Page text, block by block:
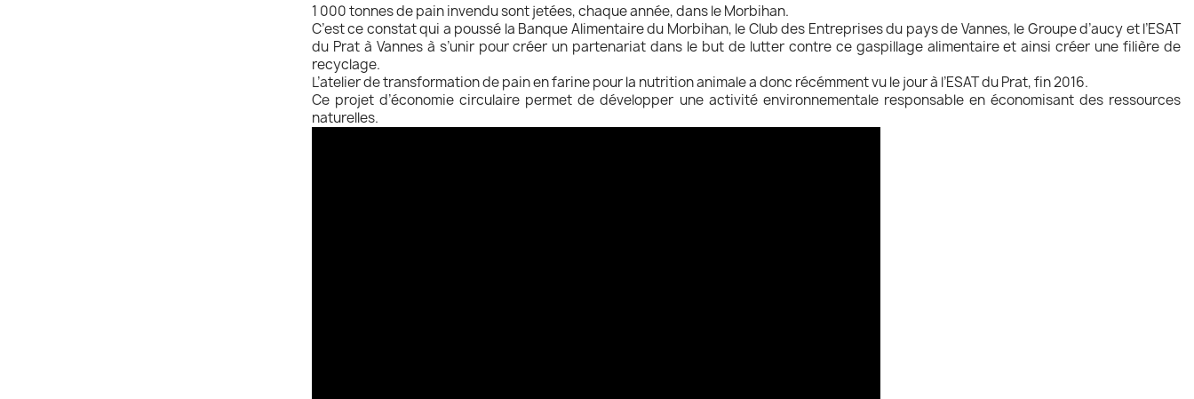
1 000 tonnes de pain invendu sont jetées, chaque année, dans le Morbihan.
C’est ce constat qui a poussé la Banque Alimentaire du Morbihan, le Club des Entreprises du pays de Vannes, le Groupe d’aucy et l’ESAT
du Prat à Vannes à s’unir pour créer un partenariat dans le but de lutter contre ce gaspillage alimentaire et ainsi créer une filière de
recyclage.
L’atelier de transformation de pain en farine pour la nutrition animale a donc récémment vu le jour à l’ESAT du Prat, fin 2016.
Ce projet d’économie circulaire permet de développer une activité environnementale responsable en économisant des ressources
naturelles.